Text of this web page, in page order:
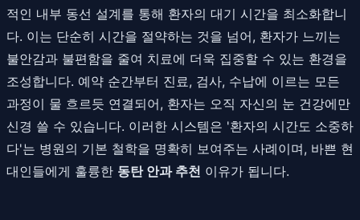
적인 내부 동선 설계를 통해 환자의 대기 시간을 최소화합니
다. 이는 단순히 시간을 절약하는 것을 넘어, 환자가 느끼는
불안감과 불편함을 줄여 치료에 더욱 집중할 수 있는 환경을
조성합니다. 예약 순간부터 진료, 검사, 수납에 이르는 모든
과정이 물 흐르듯 연결되어, 환자는 오직 자신의 눈 건강에만
신경 쓸 수 있습니다. 이러한 시스템은 '환자의 시간도 소중하
다'는 병원의 기본 철학을 명확히 보여주는 사례이며, 바쁜 현
대인들에게 훌륭한 동탄 안과 추천 이유가 됩니다.